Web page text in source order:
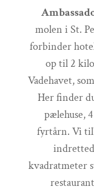
molen i St.
forbinder
op til 2
Vadehavet,
Her finder
pælehuse,
fyrtårn. Vi
kvadratmeter